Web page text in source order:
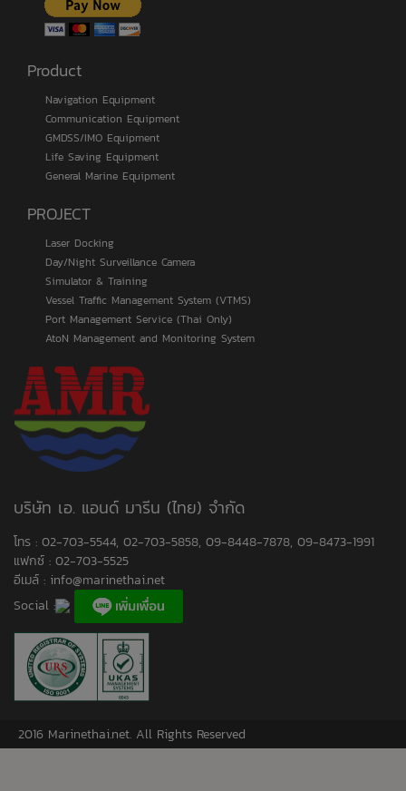
Product
Navigation Equipment
Communication Equipment
GMDSS/IMO Equipment
Life Saving Equipment
General Marine Equipment
PROJECT
Laser Docking
Day/Night Surveillance Camera
Simulator & Training
Vessel Traffic Management System (VTMS)
Port Management Service (Thai Only)
AtoN Management and Monitoring System
บริษัท เอ. แอนด์ มารีน (ไทย) จำกัด
โทร : 02-703-5544, 02-703-5858, 09-8448-7878, 09-8473-1991
แฟกซ์ : 02-703-5525
อีเมล์ : info@marinethai.net
Social :
2016 Marinethai.net. All Rights Reserved